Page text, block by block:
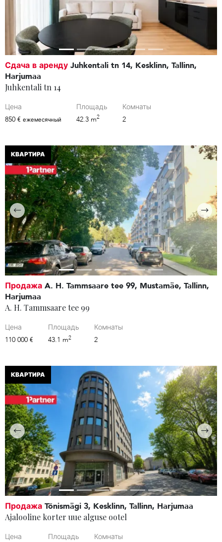
Сдача в аренду Juhkentali tn 14, Kesklinn, Tallinn,
Harjumaa
Juhkentali tn 14
Цена
850 € ежемесячный
Площадь
42.3 m2
Комнаты
2
КВАРТИРА
Продажа A. H. Tammsaare tee 99, Mustamäe, Tallinn,
Harjumaa
A. H. Tammsaare tee 99
Цена
110 000 €
Площадь
43.1 m2
Комнаты
2
КВАРТИРА
Продажа Tõnismägi 3, Kesklinn, Tallinn, Harjumaa
Ajalooline korter uue alguse ootel
Цена
Площадь
Комнаты